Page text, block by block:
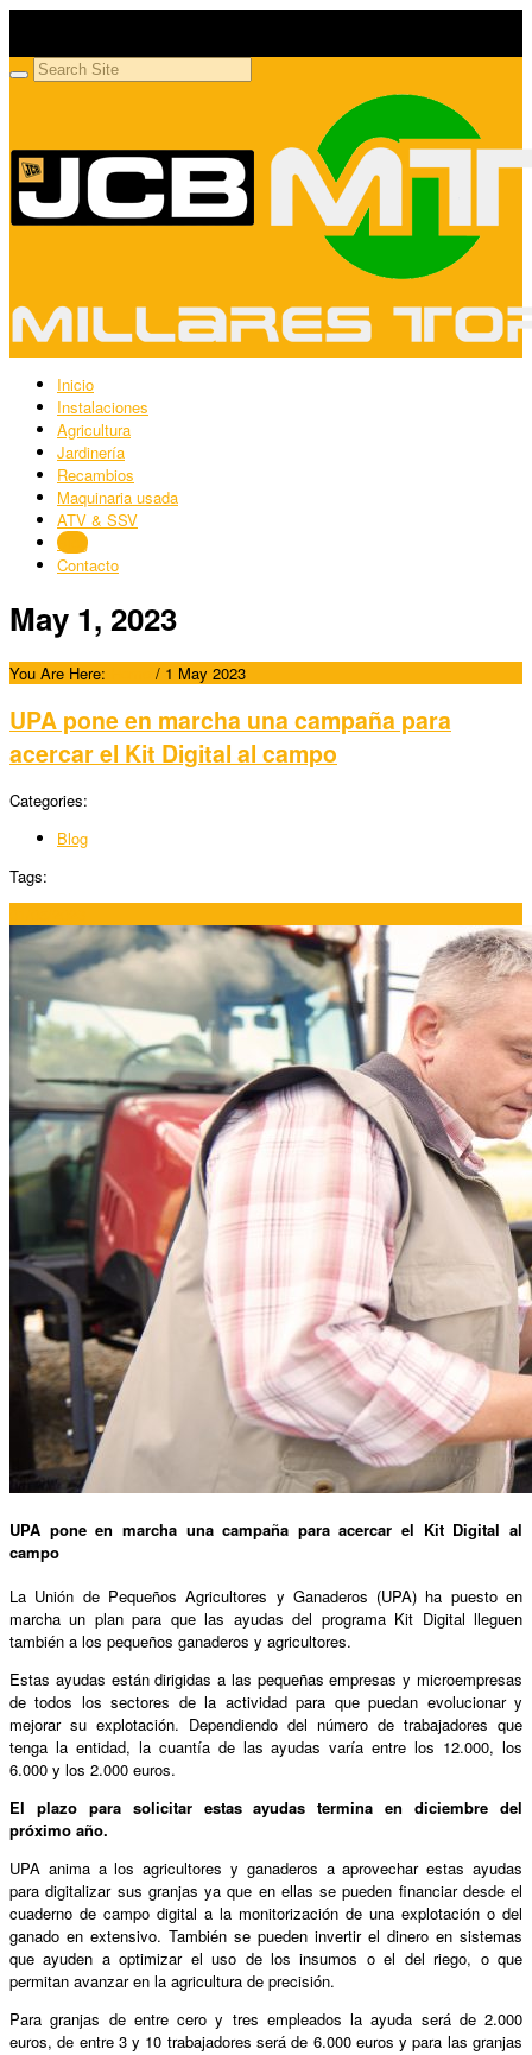
Inicio
Instalaciones
Agricultura
Jardinería
Recambios
Maquinaria usada
ATV & SSV
Blog
Contacto
May 1, 2023
You Are Here: / 1 May 2023
UPA pone en marcha una campaña para
acercar el Kit Digital al campo
Categories:
Blog
Tags:
UPA pone en marcha una campaña para acercar el Kit Digital al
campo
La Unión de Pequeños Agricultores y Ganaderos (UPA) ha puesto en
marcha un plan para que las ayudas del programa Kit Digital lleguen
también a los pequeños ganaderos y agricultores.
Estas ayudas están dirigidas a las pequeñas empresas y microempresas
de todos los sectores de la actividad para que puedan evolucionar y
mejorar su explotación. Dependiendo del número de trabajadores que
tenga la entidad, la cuantía de las ayudas varía entre los 12.000, los
6.000 y los 2.000 euros.
El plazo para solicitar estas ayudas termina en diciembre del
próximo año.
UPA anima a los agricultores y ganaderos a aprovechar estas ayudas
para digitalizar sus granjas ya que en ellas se pueden financiar desde el
cuaderno de campo digital a la monitorización de una explotación o del
ganado en extensivo. También se pueden invertir el dinero en sistemas
que ayuden a optimizar el uso de los insumos o el del riego, o que
permitan avanzar en la agricultura de precisión.
Para granjas de entre cero y tres empleados la ayuda será de 2.000
euros, de entre 3 y 10 trabajadores será de 6.000 euros y para las granjas